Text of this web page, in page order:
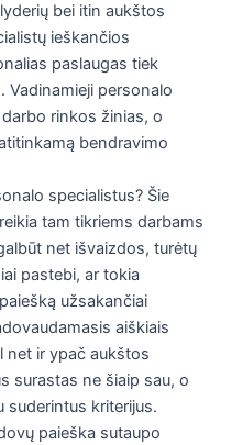
bei itin aukštos
ieškančios
paslaugas tiek
Vadinamieji personalo
rinkos žinias, o
bendravimo
specialistus? Šie
tam tikriems darbams
net išvaizdos, turėtų
pastebi, ar tokia
užsakančiai
aiškiais
net ir ypač aukštos
surastas ne šiaip sau, o
suderintus kriterijus.
paieška sutaupo